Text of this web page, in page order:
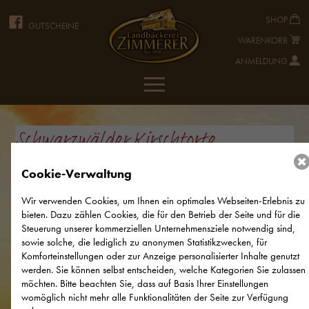
GUTSCHEINE
SHOP
WARENKORB
ANMELDUNG
Schwarzwälder Kirschtorte
Cookie-Verwaltung
Wir verwenden Cookies, um Ihnen ein optimales Webseiten-Erlebnis zu
bieten. Dazu zählen Cookies, die für den Betrieb der Seite und für die
Steuerung unserer kommerziellen Unternehmensziele notwendig sind,
sowie solche, die lediglich zu anonymen Statistikzwecken, für
Komforteinstellungen oder zur Anzeige personalisierter Inhalte genutzt
werden. Sie können selbst entscheiden, welche Kategorien Sie zulassen
möchten. Bitte beachten Sie, dass auf Basis Ihrer Einstellungen
womöglich nicht mehr alle Funktionalitäten der Seite zur Verfügung